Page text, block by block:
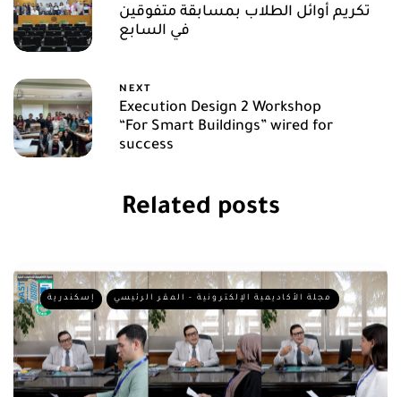
تكريم أوائل الطلاب بمسابقة متفوقين
في السابع
NEXT
Execution Design 2 Workshop
“For Smart Buildings” wired for
success
Related posts
إسكندرية مجلة الأكاديمية الإلكترونية - المقر الرئيسي